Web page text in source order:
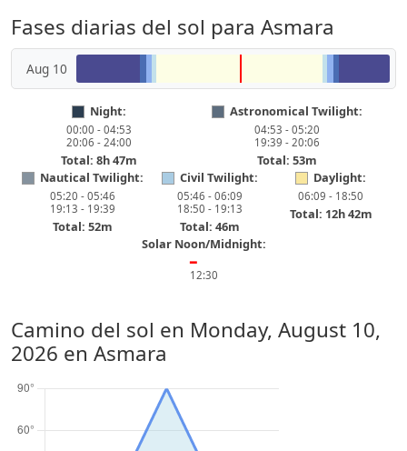
Fases diarias del sol para Asmara
Aug 10
Night:
00:00 - 04:53
20:06 - 24:00
Total: 8h 47m
Astronomical Twilight:
04:53 - 05:20
19:39 - 20:06
Total: 53m
Nautical Twilight:
05:20 - 05:46
19:13 - 19:39
Total: 52m
Civil Twilight:
05:46 - 06:09
18:50 - 19:13
Total: 46m
Daylight:
06:09 - 18:50
Total: 12h 42m
Solar Noon/Midnight:
━
12:30
Camino del sol en Monday, August 10,
2026 en Asmara